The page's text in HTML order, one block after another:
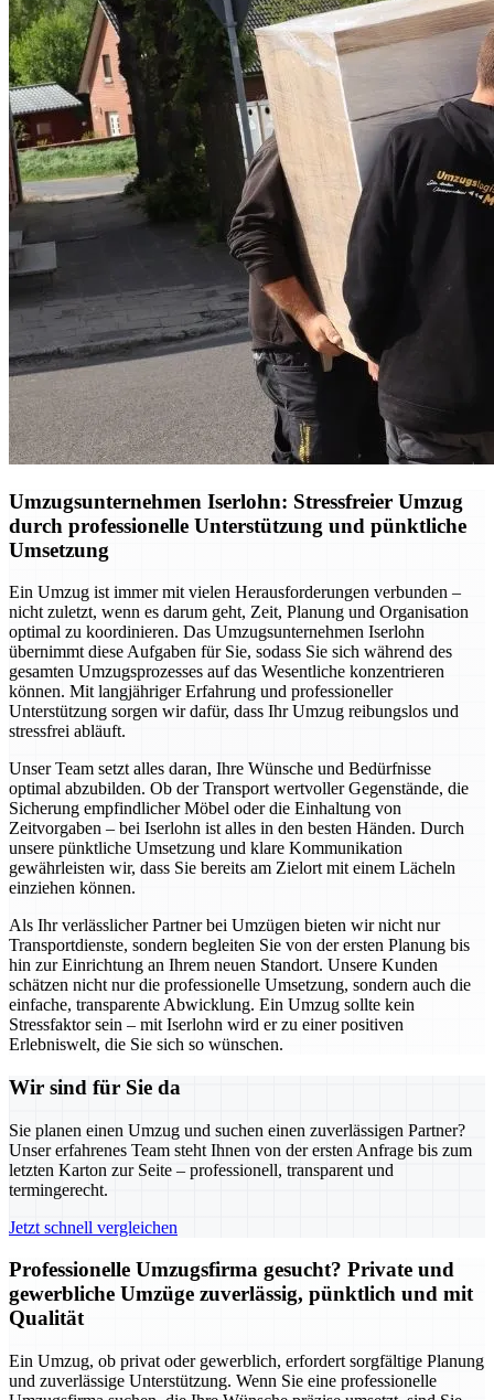
Umzugsunternehmen Iserlohn: Stressfreier Umzug
durch professionelle Unterstützung und pünktliche
Umsetzung
Ein Umzug ist immer mit vielen Herausforderungen verbunden –
nicht zuletzt, wenn es darum geht, Zeit, Planung und Organisation
optimal zu koordinieren. Das Umzugsunternehmen Iserlohn
übernimmt diese Aufgaben für Sie, sodass Sie sich während des
gesamten Umzugsprozesses auf das Wesentliche konzentrieren
können. Mit langjähriger Erfahrung und professioneller
Unterstützung sorgen wir dafür, dass Ihr Umzug reibungslos und
stressfrei abläuft.
Unser Team setzt alles daran, Ihre Wünsche und Bedürfnisse
optimal abzubilden. Ob der Transport wertvoller Gegenstände, die
Sicherung empfindlicher Möbel oder die Einhaltung von
Zeitvorgaben – bei Iserlohn ist alles in den besten Händen. Durch
unsere pünktliche Umsetzung und klare Kommunikation
gewährleisten wir, dass Sie bereits am Zielort mit einem Lächeln
einziehen können.
Als Ihr verlässlicher Partner bei Umzügen bieten wir nicht nur
Transportdienste, sondern begleiten Sie von der ersten Planung bis
hin zur Einrichtung an Ihrem neuen Standort. Unsere Kunden
schätzen nicht nur die professionelle Umsetzung, sondern auch die
einfache, transparente Abwicklung. Ein Umzug sollte kein
Stressfaktor sein – mit Iserlohn wird er zu einer positiven
Erlebniswelt, die Sie sich so wünschen.
Wir sind für Sie da
Sie planen einen Umzug und suchen einen zuverlässigen Partner?
Unser erfahrenes Team steht Ihnen von der ersten Anfrage bis zum
letzten Karton zur Seite – professionell, transparent und
termingerecht.
Jetzt schnell vergleichen
Professionelle Umzugsfirma gesucht? Private und
gewerbliche Umzüge zuverlässig, pünktlich und mit
Qualität
Ein Umzug, ob privat oder gewerblich, erfordert sorgfältige Planung
und zuverlässige Unterstützung. Wenn Sie eine professionelle